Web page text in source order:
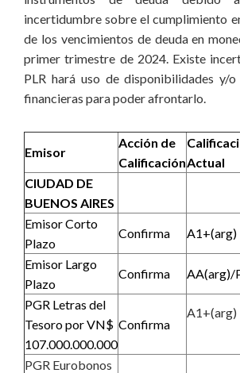
incertidumbre sobre el cumplimiento
de los vencimientos de deuda en
primer trimestre de 2024. Existe
PLR hará uso de disponibilidades y/
financieras para poder afrontarlo.
Emisor
Acción de
CalificaciónActual
CIUDAD DE
BUENOS AIRES
Emisor Corto
Plazo
Confirma A1+(arg)
Emisor Largo
Plazo
Confirma AA(arg)/
PGR Letras del
Tesoro por VN$
107.000.000.000
Confirma
A1+(arg)
PGR Eurobonos